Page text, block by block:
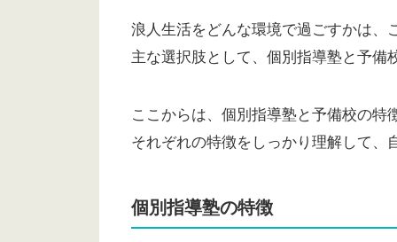
浪人生活をどんな環境で過ごすかは、
主な選択肢として、個別指導塾と予備
ここからは、個別指導塾と予備校の特
それぞれの特徴をしっかり理解して、
個別指導塾の特徴